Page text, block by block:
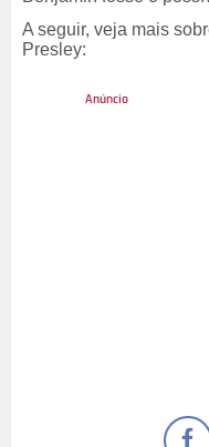
A seguir, veja mais
Presley: